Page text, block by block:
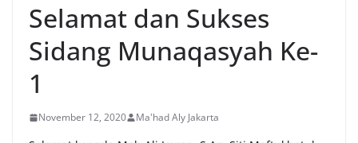
Selamat dan Sukses
Sidang Munaqasyah Ke-
1
November 12, 2020 Ma'had Aly Jakarta